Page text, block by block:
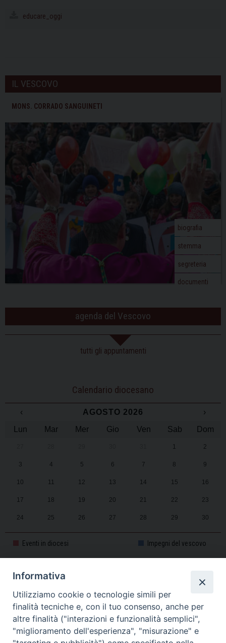
educare_oggi
IL VESCOVO
MONS. CORRADO SANGUINETI
biografia
stemma
segreteria
documenti
agenda del Vescovo
tutti gli appuntamenti
Calendario diocesano
‹ AGOSTO 2026
›
Lun
Mar Mer Gio Ven Sab Dom
1 2
3 4 5 6 7 8 9
10 11 12 13 14 15 16
17 18 19 20 21 22 23
24 25 26 27 28 29 30
Eventi in diocesi Impegni del vescovo
CALENDARIO PASTORALE 2025-2026
Informativa
Utilizziamo cookie o tecnologie simili per
finalità tecniche e, con il tuo consenso, anche per
altre finalità ("interazioni e funzionalità semplici",
"miglioramento dell'esperienza", "misurazione" e